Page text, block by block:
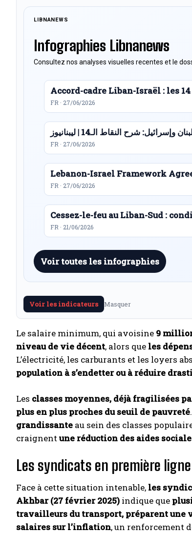
LIBNANEWS
Infographies Libnanews
Consultez nos analyses visuelles recentes et le
Accord-cadre Liban-Israël : les
FR · 27/06/2026
وإسرائيل: شرح النقاط الـ14 | ليبنانيوز
FR · 27/06/2026
Lebanon-Israel Framework
FR · 27/06/2026
Cessez-le-feu au Liban-Sud :
FR · 21/06/2026
Voir toutes les infographies
Voir les indicateurs Masquer
Le salaire minimum, qui avoisine 9
niveau de vie décent, alors que les
L’électricité, les carburants et les loyers
population à s’endetter ou à réduire
Les classes moyennes, déjà fragilisées
plus en plus proches du seuil de pauvreté.
grandissante au sein des classes
craignentune réduction des aides
Les syndicats en première ligne
Face à cette situation intenable, les
Akhbar (27 février 2025) indique que
travailleurs du transport, préparent une
salaires sur l’inflation, un renforcement